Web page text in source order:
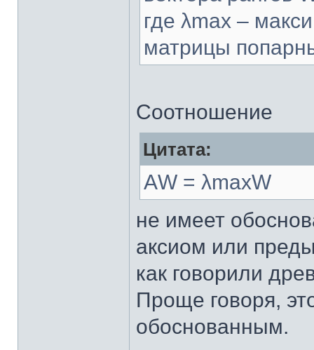
где λmax –
матрицы
Соотношение
Цитата:
АW = λmaxW
не имеет
аксиом или
как говорили
Проще говоря,
обоснованным.